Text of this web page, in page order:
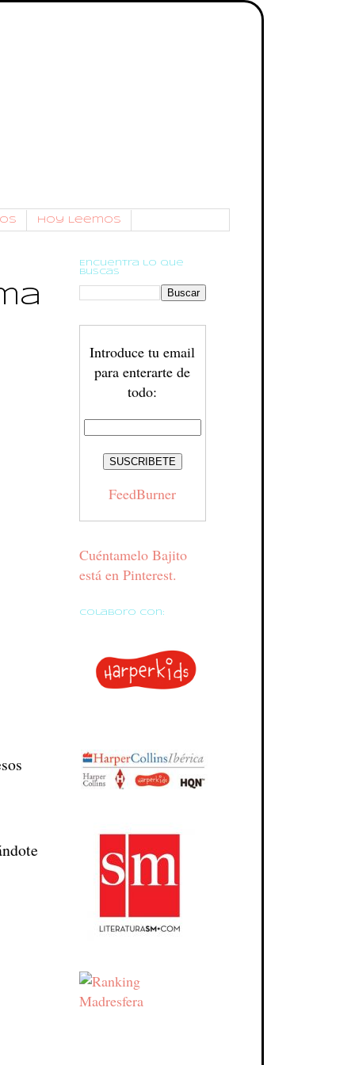
Hoy Leemos
Encuentra lo que
buscas
Introduce tu email
para enterarte de
todo:
FeedBurner
Cuéntamelo Bajito
está en Pinterest.
Colaboro con: